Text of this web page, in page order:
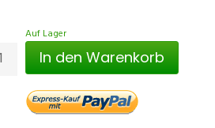
Auf Lager
In den Warenkorb